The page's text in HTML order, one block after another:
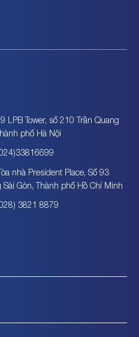
LPB Tower, số 210 Trần Quang
phố Hà Nội
nhà President Place, Số 93
Gòn, Thành phố Hồ Chí Minh
3821 8879